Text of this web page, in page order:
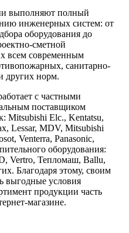
выполняют полный
инженерных систем: от
оборудования до
сметной
всем современным
санитарно-
других норм.
с частными
поставщиком
Mitsubishi Elc., Kentatsu,
Lessar, MDV, Mitsubishi
Venterra, Panasonic,
оборудования:
Vertro, Тепломаш, Ballu,
Благодаря этому, своим
выгодные условия
продукции часть
магазине.